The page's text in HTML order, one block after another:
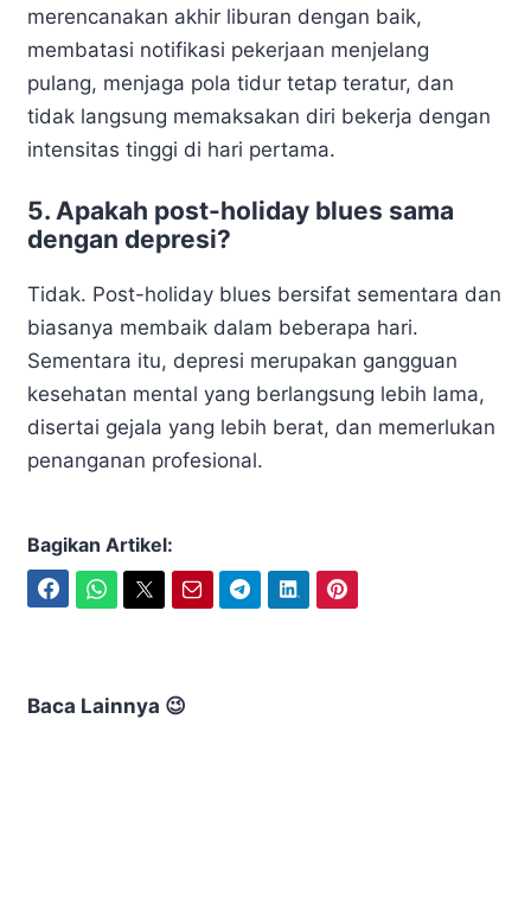
merencanakan akhir liburan dengan baik,
membatasi notifikasi pekerjaan menjelang
pulang, menjaga pola tidur tetap teratur, dan
tidak langsung memaksakan diri bekerja dengan
intensitas tinggi di hari pertama.
5. Apakah post-holiday blues sama
dengan depresi?
Tidak. Post-holiday blues bersifat sementara dan
biasanya membaik dalam beberapa hari.
Sementara itu, depresi merupakan gangguan
kesehatan mental yang berlangsung lebih lama,
disertai gejala yang lebih berat, dan memerlukan
penanganan profesional.
Bagikan Artikel:
Baca Lainnya 😉